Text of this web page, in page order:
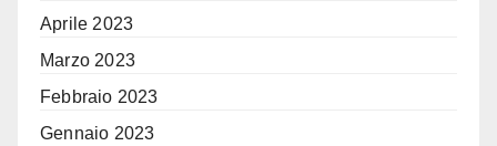
Aprile 2023
Marzo 2023
Febbraio 2023
Gennaio 2023